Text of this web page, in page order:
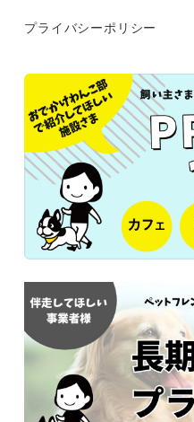
プライバシーポリシー